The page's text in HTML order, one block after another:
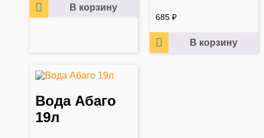
В корзину
685 ₽
В корзину
Вода Aбаго
19л